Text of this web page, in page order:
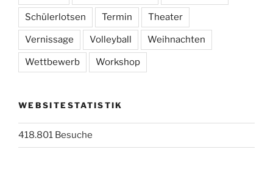
Schülerlotsen Termin Theater
Vernissage Volleyball Weihnachten
Wettbewerb Workshop
WEBSITESTATISTIK
418.801 Besuche